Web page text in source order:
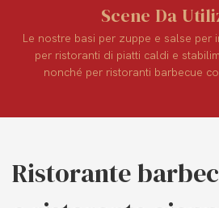
Scene Da
Le nostre basi per zuppe e salse per
per ristoranti di piatti caldi e
nonché per ristoranti barbecue
Ristorante